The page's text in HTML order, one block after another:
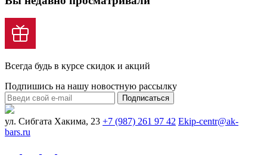
Всегда будь в курсе скидок и акций
Подпишись на нашу новостную рассылку
Подписаться
ул. Сибгата Хакима, 23 +7 (987) 261 97 42 Ekip-centr@ak-
bars.ru